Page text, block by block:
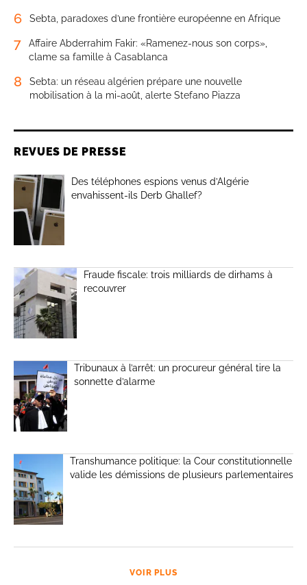
6 Sebta, paradoxes d’une frontière européenne en Afrique
7
Affaire Abderrahim Fakir: «Ramenez-nous son corps»,
clame sa famille à Casablanca
8
Sebta: un réseau algérien prépare une nouvelle
mobilisation à la mi-août, alerte Stefano Piazza
REVUES DE PRESSE
Des téléphones espions venus d’Algérie
envahissent-ils Derb Ghallef?
Fraude fiscale: trois milliards de dirhams à
recouvrer
Tribunaux à l’arrêt: un procureur général tire la
sonnette d’alarme
Transhumance politique: la Cour constitutionnelle
valide les démissions de plusieurs parlementaires
VOIR PLUS